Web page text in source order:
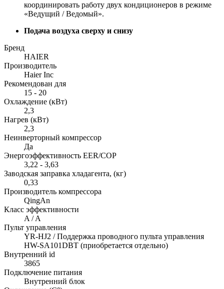
координировать работу двух кондиционеров в режиме
«Ведущий / Ведомый».
Подача воздуха сверху и снизу
Бренд
HAIER
Производитель
Haier Inc
Рекомендован для
15 - 20
Охлаждение (кВт)
2,3
Нагрев (кВт)
2,3
Неинверторный компрессор
Да
Энергоэффективность EER/COP
3,22 - 3,63
Заводская заправка хладагента, (кг)
0,33
Производитель компрессора
QingAn
Класс эффективности
A / A
Пульт управления
YR-HJ2 / Поддержка проводного пульта управления
HW-SA101DBT (приобретается отдельно)
Внутренний id
3865
Подключение питания
Внутренний блок